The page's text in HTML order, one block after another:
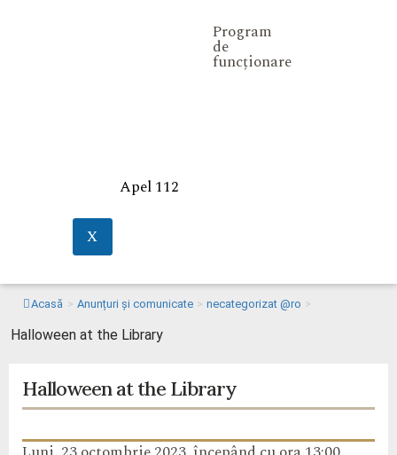
Program
de
funcționare
Apel 112
X
Acasă > Anunțuri și comunicate > necategorizat @ro >
Halloween at the Library
Halloween at the Library